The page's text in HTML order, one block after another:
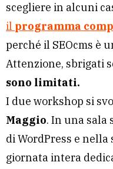
scegliere in alcuni
il programma
perché il SEOcms è
Attenzione, sbrigati
sono limitati.
I due workshop si
Maggio. In una
di WordPress e nella
giornata intera